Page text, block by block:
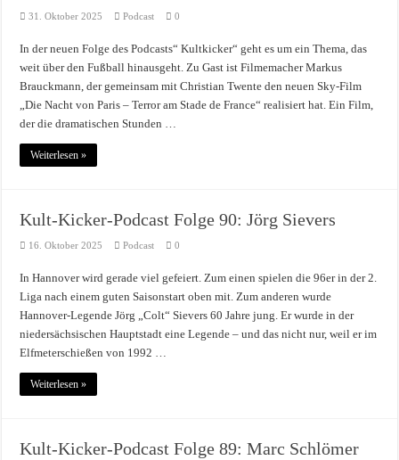
31. Oktober 2025 Podcast 0
In der neuen Folge des Podcasts“ Kultkicker“ geht es um ein Thema, das
weit über den Fußball hinausgeht. Zu Gast ist Filmemacher Markus
Brauckmann, der gemeinsam mit Christian Twente den neuen Sky-Film
„Die Nacht von Paris – Terror am Stade de France“ realisiert hat. Ein Film,
der die dramatischen Stunden …
Weiterlesen »
Kult-Kicker-Podcast Folge 90: Jörg Sievers
16. Oktober 2025 Podcast 0
In Hannover wird gerade viel gefeiert. Zum einen spielen die 96er in der 2.
Liga nach einem guten Saisonstart oben mit. Zum anderen wurde
Hannover-Legende Jörg „Colt“ Sievers 60 Jahre jung. Er wurde in der
niedersächsischen Hauptstadt eine Legende – und das nicht nur, weil er im
Elfmeterschießen von 1992 …
Weiterlesen »
Kult-Kicker-Podcast Folge 89: Marc Schlömer